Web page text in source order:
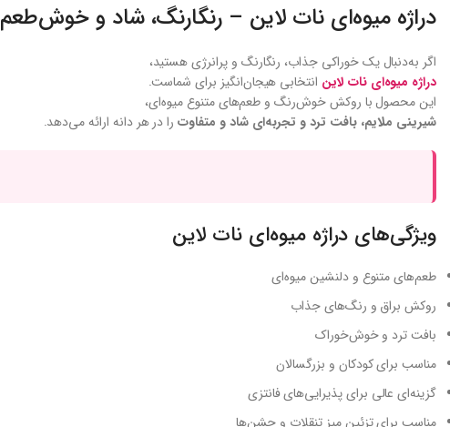
دراژه میوه‌ای نات لاین – رنگارنگ، شاد و خوش‌طعم
اگر به‌دنبال یک خوراکی جذاب، رنگارنگ و پرانرژی هستید،
دراژه میوه‌ای نات لاین انتخابی هیجان‌انگیز برای شماست.
این محصول با روکش خوش‌رنگ و طعم‌های متنوع میوه‌ای،
شیرینی ملایم، بافت ترد و تجربه‌ای شاد و متفاوترا در هر دانه ارائه می‌دهد.
ویژگی‌های دراژه میوه‌ای نات لاین
طعم‌های متنوع و دلنشین میوه‌ای
روکش براق و رنگ‌های جذاب
بافت ترد و خوش‌خوراک
مناسب برای کودکان و بزرگسالان
گزینه‌ای عالی برای پذیرایی‌های فانتزی
مناسب برای تزئین میز تنقلات و جشن‌ها